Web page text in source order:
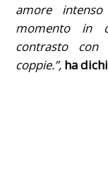
amore
momento in
contrasto
coppie.”, ha